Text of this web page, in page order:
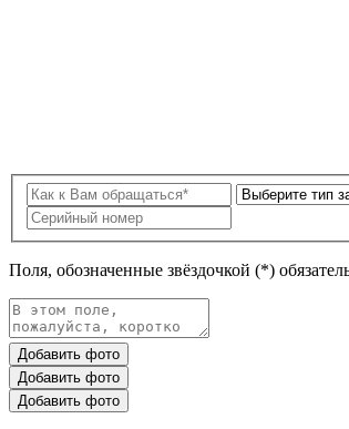
Поля, обозначенные звёздочкой (*)
Добавить фото
Добавить фото
Добавить фото